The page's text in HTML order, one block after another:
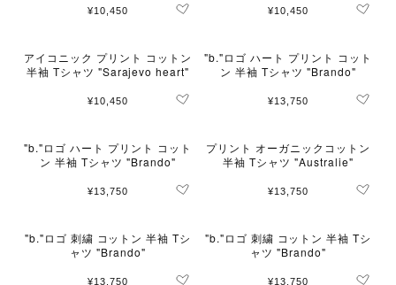
¥10,450 ¥10,450
アイコニック プリント コットン
半袖 Tシャツ "Sarajevo heart"
¥10,450
"b."ロゴ ハート プリント コット
ン 半袖 Tシャツ "Brando"
¥13,750
"b."ロゴ ハート プリント コット
ン 半袖 Tシャツ "Brando"
¥13,750
プリント オーガニックコットン
半袖 Tシャツ "Australie"
¥13,750
"b."ロゴ 刺繍 コットン 半袖 Tシ
ャツ "Brando"
¥13,750
"b."ロゴ 刺繍 コットン 半袖 Tシ
ャツ "Brando"
¥13,750